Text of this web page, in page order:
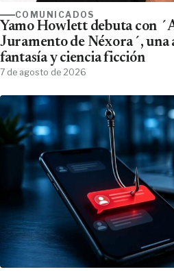
COMUNICADOS
Yamo Howlett debuta con
Juramento de Néxora´, una
fantasía y ciencia ficción
7 de agosto de 2026